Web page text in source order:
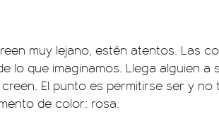
muy lejano, estén atentos. Las
lo que imaginamos. Llega alguien a
El punto es permitirse ser y no
de color: rosa.